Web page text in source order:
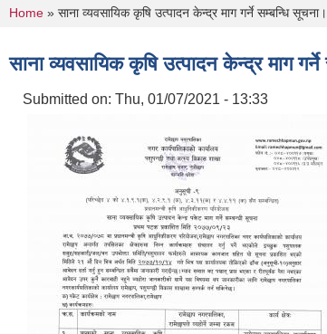
You are here
Home » साना व्यवसायिक कृषि उत्पादन केन्द्र माग गर्ने सम्बन्धि सूचना।
साना व्यवसायिक कृषि उत्पादन केन्द्र माग
Submitted on: Thu, 01/07/2021 - 13:33